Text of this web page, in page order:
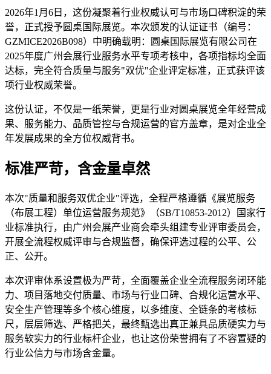
2026年1月6日，这份凝聚着行业权威认可与市场口碑积淀的荣
誉，正式授予圆桌国际展览。本次颁发的认证证书（编号：
GZMICE2026B098）中明确载明：圆桌国际展览有限公司在
2025年度广州会展行业服务水平专项考核中，各项指标均全面
达标，完全符合质量与服务"双优"企业评定标准，正式获评该
项行业权威荣誉。
这份认证，不仅是一纸荣誉，更是行业对圆桌展览全年经营成
果、服务能力、品质管控与合规运营的官方盖章，是对企业全
年发展成果的全方位权威背书。
标准严苛，含金量卓然
本次"质量和服务双优企业"评选，全程严格遵循《展览服务
（布展工程）单位运营服务规范》（SB/T10853-2012）国家行
业标准执行，由广州会展产业商会牵头组建专业评审委员会，
开展全流程权威评审与合规监督，确保评选过程的公平、公
正、公开。
本次评审体系设置极为严苛，全面覆盖企业全流程服务闭环能
力、项目落地交付质量、市场与行业口碑、合规化运营水平、
安全生产管理等多个核心维度，以多维度、全链条的考核标
尺，层层筛选、严格把关，最终甄选出真正兼具品质硬实力与
服务软实力的行业标杆企业，也让这份荣誉拥有了不容置疑的
行业公信力与市场含金量。